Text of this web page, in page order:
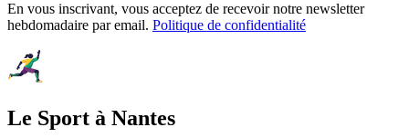
En vous inscrivant, vous acceptez de recevoir notre newsletter
hebdomadaire par email. Politique de confidentialité
Le Sport à Nantes